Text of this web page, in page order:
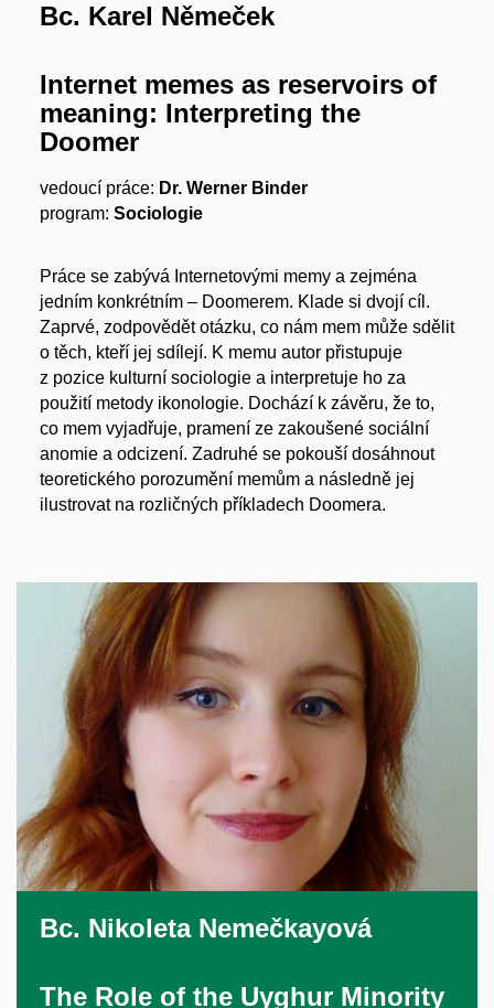
Bc. Karel Němeček
Internet memes as reservoirs of
meaning: Interpreting the
Doomer
vedoucí práce: Dr. Werner Binder
program: Sociologie
Práce se zabývá Internetovými memy a zejména
jedním konkrétním – Doomerem. Klade si dvojí cíl.
Zaprvé, zodpovědět otázku, co nám mem může sdělit
o těch, kteří jej sdílejí. K memu autor přistupuje
z pozice kulturní sociologie a interpretuje ho za
použití metody ikonologie. Dochází k závěru, že to,
co mem vyjadřuje, pramení ze zakoušené sociální
anomie a odcizení. Zadruhé se pokouší dosáhnout
teoretického porozumění memům a následně jej
ilustrovat na rozličných příkladech Doomera.
Bc. Nikoleta Nemečkayová
The Role of the Uyghur Minority